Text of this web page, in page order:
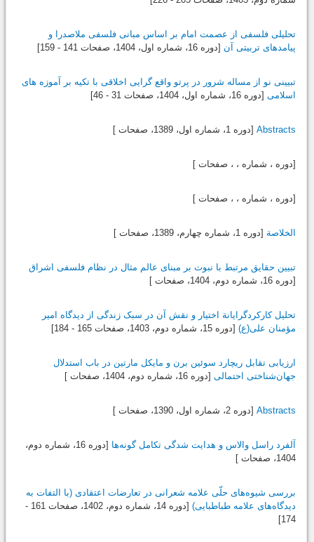
تحلیلی فلسفی از عصمت امام بر اساس مبانی فلسفی ملاصدرا و
پیامدهای تربیتی آن [دوره 16، شماره اول، 1404، صفحات 141 - 159]
تبیینی نو از مساله شرور در پرتو واقع گرایی اخلاقی با تکیه بر آموزه های
اسلامی [دوره 16، شماره اول، 1404، صفحات 31 - 46]
Abstracts [دوره 1، شماره اول، 1389، صفحات ]
[دوره ، شماره ، ، صفحات ]
[دوره ، شماره ، ، صفحات ]
الخلاصة [دوره 1، شماره چهارم، 1389، صفحات ]
تبیین حقایق مرتبط با نبوت بر مبنای عالم مثال در نظام فلسفی اشراق
[دوره 16، شماره دوم،
1404، صفحات ]
تحلیل کارکردگرایانة اختیار و نقش آن در سبک زندگی از دیدگاه امیر
مؤمنان علی(ع) [دوره 15، شماره دوم، 1403، صفحات 165 - 184]
ارزیابی تقابل ریچارد سوئین برن و مایکل مارتین در باب استدلال
جهان‌شناختی احتمالی [دوره 16، شماره دوم، 1404، صفحات ]
Abstracts [دوره 2، شماره اول، 1390، صفحات ]
آلفرد راسل والاس و هدایت شدگی تکامل گونه‌ها [دوره 16، شماره دوم،
1404، صفحات ]
بررسی شیوه‌های حلّی علامه ‌شعرانی در تعارضات اعتقادی (با التفات به
دیدگاه‌های علامه طباطبایی) [دوره 14، شماره دوم، 1402
، صفحات 161 -
174]